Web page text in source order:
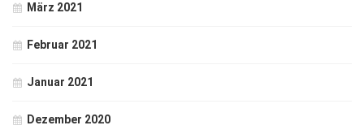
März 2021
Februar 2021
Januar 2021
Dezember 2020